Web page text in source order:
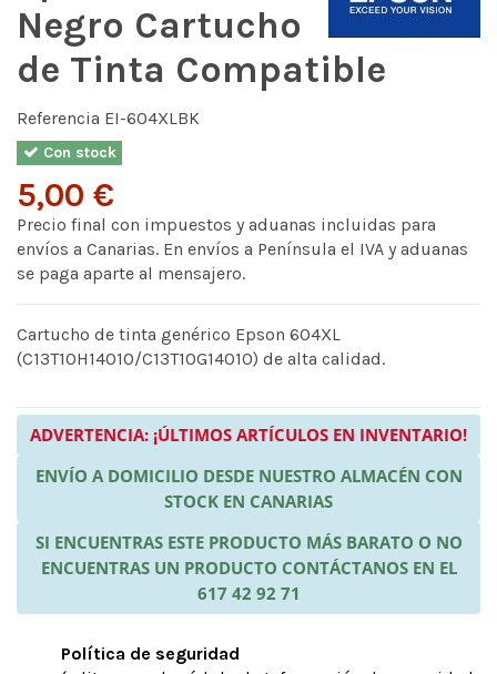
Negro Cartucho
de Tinta Compatible
Referencia EI-604XLBK
Con stock
5,00 €
Precio final con impuestos y aduanas incluidas para
envíos a Canarias. En envíos a Península el IVA y aduanas
se paga aparte al mensajero.
Cartucho de tinta genérico Epson 604XL
(C13T10H14010/C13T10G14010) de alta calidad.
ADVERTENCIA: ¡ÚLTIMOS ARTÍCULOS EN INVENTARIO!
ENVÍO A DOMICILIO DESDE NUESTRO ALMACÉN CON
STOCK EN CANARIAS
SI ENCUENTRAS ESTE PRODUCTO MÁS BARATO O NO
ENCUENTRAS UN PRODUCTO CONTÁCTANOS EN EL
617 42 92 71
Política de seguridad